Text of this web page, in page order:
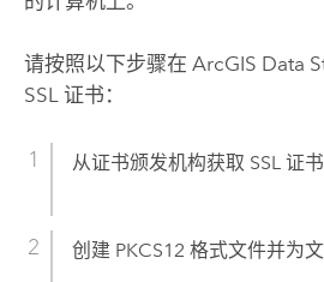
请按照以下步骤在 ArcGIS Data
SSL 证书：
从证书颁发机构获取 SSL 证
创建 PKCS12 格式文件并为